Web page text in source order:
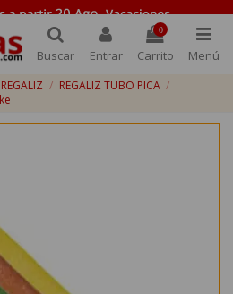
Buscar Entrar
0
Carrito Menú
REGALIZ
REGALIZ TUBO PICA